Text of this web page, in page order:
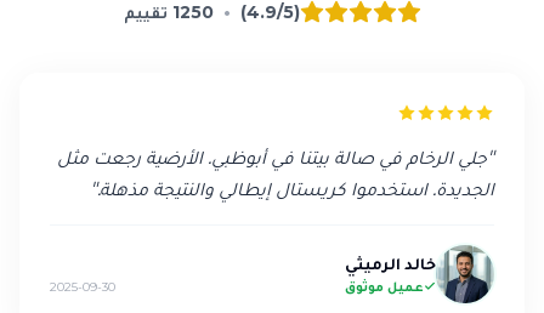
(4.9/5)
•
1250 تقييم
"جلي الرخام في صالة بيتنا في أبوظبي. الأرضية رجعت مثل
الجديدة. استخدموا كريستال إيطالي والنتيجة مذهلة."
خالد الرميثي
عميل موثوق 2025-09-30